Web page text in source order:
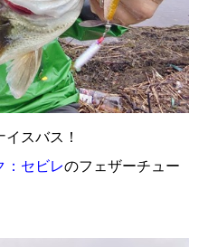
スバス！
：セビレのフェザーチュー